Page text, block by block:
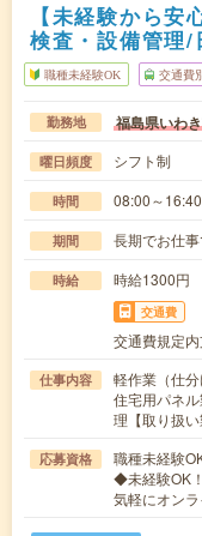
【未経験から安
検査・設備管理/
職種未経験OK 交通費
勤務地 福島県いわ
曜日頻度 シフト制
時間 08:00～
期間 長期でお仕
時給 時給1300円
交通費
交通費規定
仕事内容
軽作業（仕
住宅用パネ
理【取り扱
応募資格
職種未経験
◆未経験OK
気軽にオン